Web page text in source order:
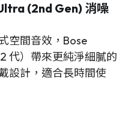
(2nd Gen) 消噪
空間音效，Bose
代）帶來更純淨細膩的
設計，適合長時間使